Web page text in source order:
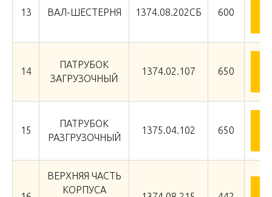
13 ВАЛ-ШЕСТЕРНЯ 1374.08.202СБ 600
14
ПАТРУБОК
ЗАГРУЗОЧНЫЙ
1374.02.107 650
15
ПАТРУБОК
РАЗГРУЗОЧНЫЙ
1375.04.102 650
ВЕРХНЯЯ ЧАСТЬ
КОРПУСА